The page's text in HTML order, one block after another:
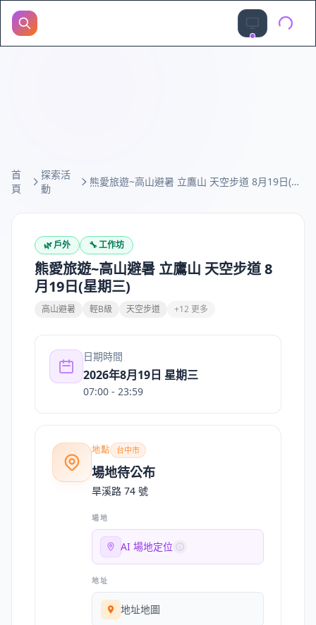
首
頁
探索活
動
熊愛旅遊~高山避暑 立鷹山 天空步道 8月19日(星期三)
🌿戶外 🔧工作坊
熊愛旅遊~高山避暑 立鷹山 天空步道 8
月19日(星期三)
高山避暑 輕B級 天空步道 +12 更多
日期時間
2026年8月19日 星期三
07:00 - 23:59
地點 台中市
場地待公布
旱溪路 74 號
場地
AI 場地定位
地址
地址地圖